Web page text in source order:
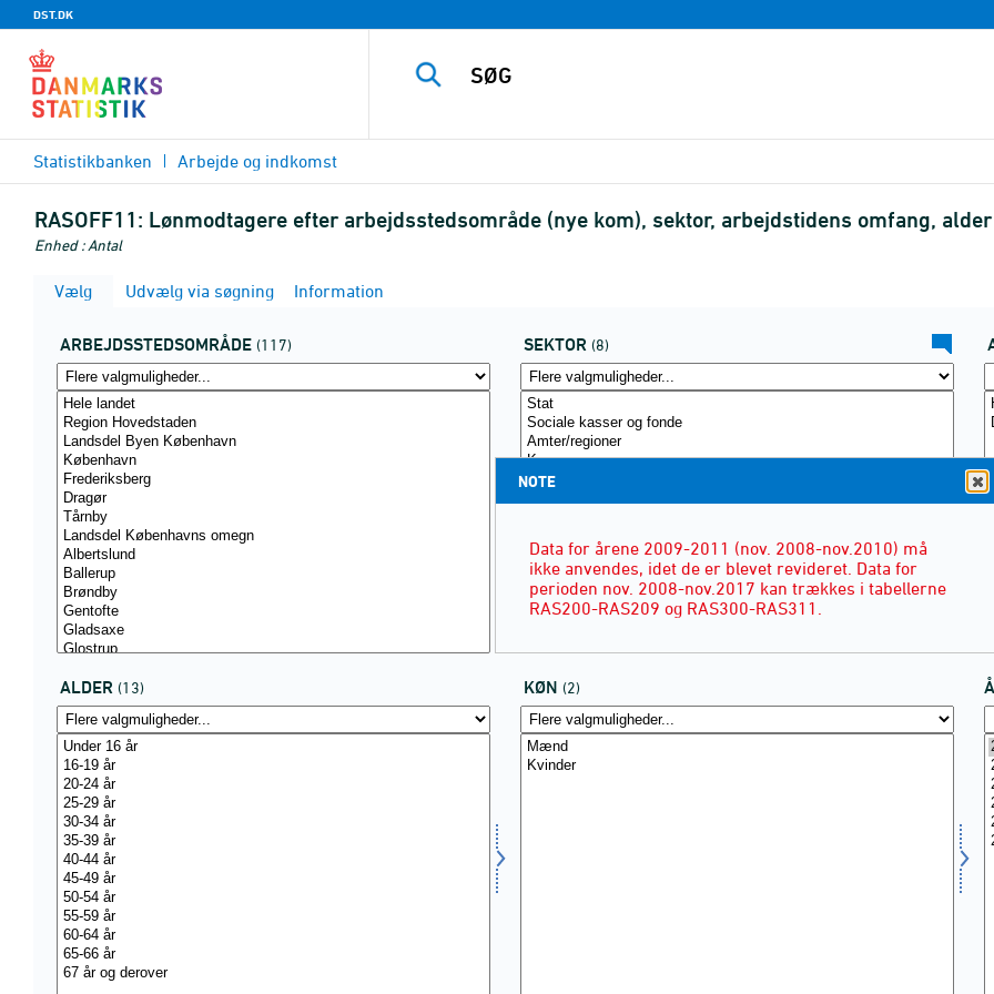
DST.DK
Statistikbanken Arbejde og indkomst
RASOFF11: Lønmodtagere efter arbejdsstedsområde (nye kom), sektor, arbejdstidens omfang, alder
Enhed : Antal
Vælg Udvælg via søgning Information
ARBEJDSSTEDSOMRÅDE (117) SEKTOR (8)
ALDER (13) KØN (2)
NOTE
Data for årene 2009-2011 (nov. 2008-nov.2010) må
ikke anvendes, idet de er blevet revideret. Data for
perioden nov. 2008-nov.2017 kan trækkes i tabellerne
RAS200-RAS209 og RAS300-RAS311.